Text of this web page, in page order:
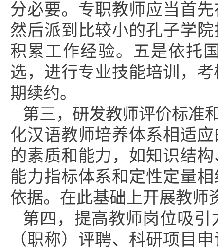
分必要。专职教师应当首
然后派到比较小的孔子学
积累工作经验。五是依托
选，进行专业技能培训，
期续约。
第三，研发教师评价标准
化汉语教师培养体系相适
的素质和能力，如知识结
能力指标体系和定性定量
依据。在此基础上开展教师
第四，提高教师岗位吸
（职称）评聘、科研项目